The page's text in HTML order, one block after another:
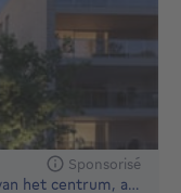
Sponsorisé
Wonen in Diest, op een boogscheut van het centrum, aan de...